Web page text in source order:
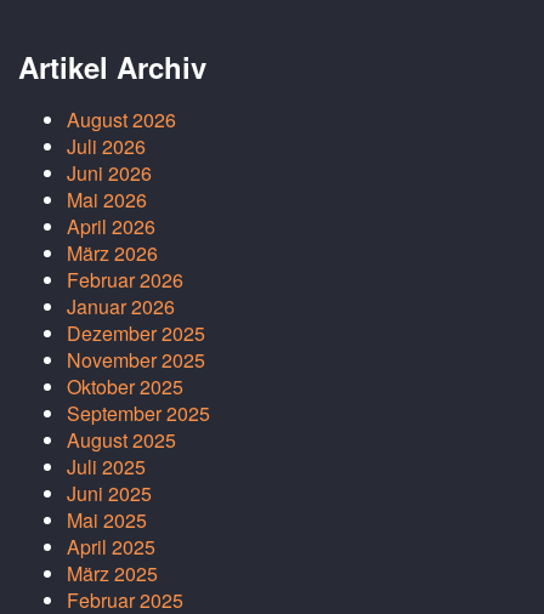
Artikel Archiv
August 2026
Juli 2026
Juni 2026
Mai 2026
April 2026
März 2026
Februar 2026
Januar 2026
Dezember 2025
November 2025
Oktober 2025
September 2025
August 2025
Juli 2025
Juni 2025
Mai 2025
April 2025
März 2025
Februar 2025